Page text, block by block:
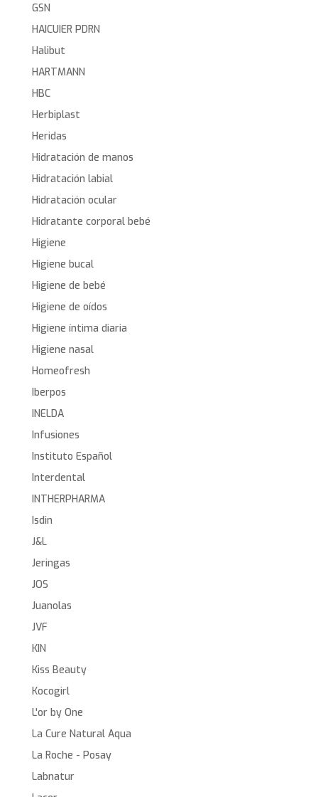
GSN
HAICUIER PDRN
Halibut
HARTMANN
HBC
Herbiplast
Heridas
Hidratación de manos
Hidratación labial
Hidratación ocular
Hidratante corporal bebé
Higiene
Higiene bucal
Higiene de bebé
Higiene de oídos
Higiene íntima diaria
Higiene nasal
Homeofresh
Iberpos
INELDA
Infusiones
Instituto Español
Interdental
INTHERPHARMA
Isdin
J&L
Jeringas
JOS
Juanolas
JVF
KIN
Kiss Beauty
Kocogirl
L'or by One
La Cure Natural Aqua
La Roche - Posay
Labnatur